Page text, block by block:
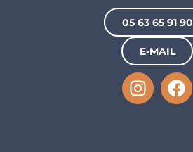
05 63 65 91 90
E-MAIL